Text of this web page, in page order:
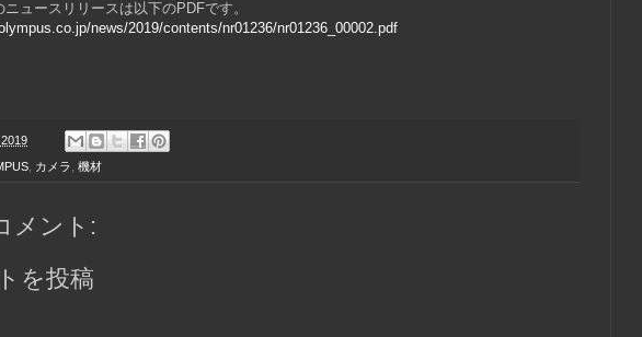
ュースリリースは以下のPDFです。
news/2019/contents/nr01236/nr01236_00002.pdf
, カメラ , 機材
メント:
を投稿